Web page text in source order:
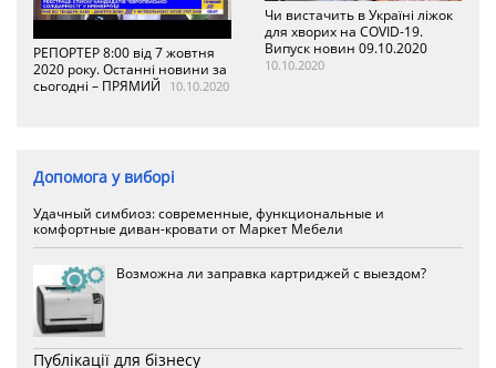
РЕПОРТЕР 8:00 від 7 жовтня
2020 року. Останні новини за
сьогодні – ПРЯМИЙ
10.10.2020
Чи вистачить в Україні ліжок
для хворих на COVID-19.
Випуск новин 09.10.2020
10.10.2020
Допомога у виборі
Удачный симбиоз: современные, функциональные и
комфортные диван-кровати от Маркет Мебели
Возможна ли заправка картриджей с выездом?
Публікації для бізнесу